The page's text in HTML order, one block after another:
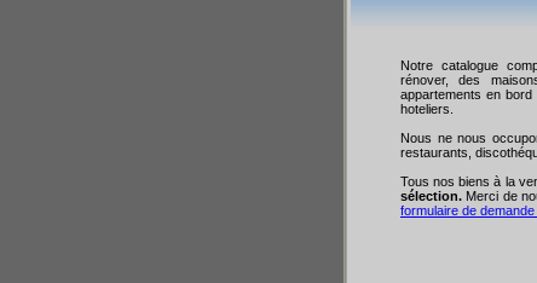
Notre catalogue
rénover, des
appartements en
hoteliers.
Nous ne nous
restaurants,
Tous nos biens à la
sélection. Merci de
formulaire de